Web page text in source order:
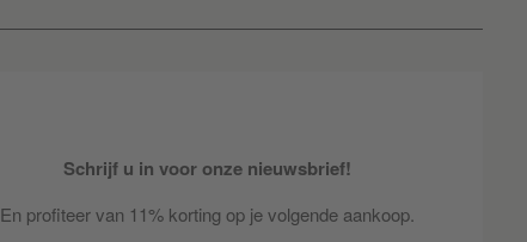
Schrijf u in voor onze nieuwsbrief!
En profiteer van 11% korting op je volgende aankoop.